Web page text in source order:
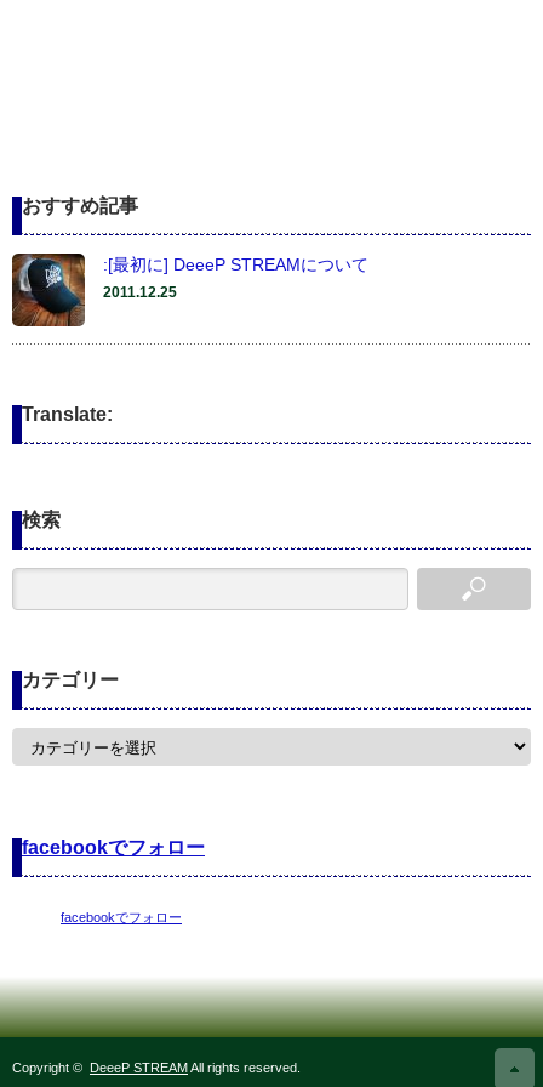
おすすめ記事
:[最初に] DeeeP STREAMについて
2011.12.25
Translate:
検索
カテゴリー
facebookでフォロー
facebookでフォロー
Copyright © DeeeP STREAM All rights reserved.